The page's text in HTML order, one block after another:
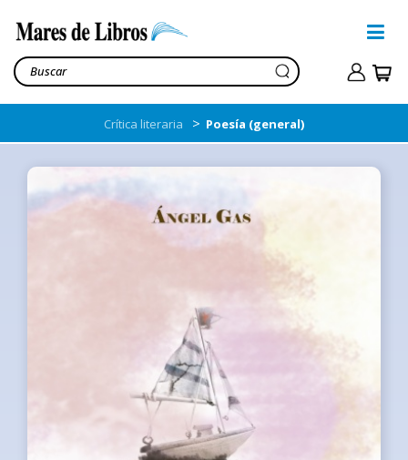
Crítica literaria > Poesía (general)